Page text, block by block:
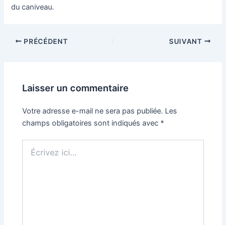
du caniveau.
PRÉCÉDENT SUIVANT
Laisser un commentaire
Votre adresse e-mail ne sera pas publiée. Les
champs obligatoires sont indiqués avec *
ici…